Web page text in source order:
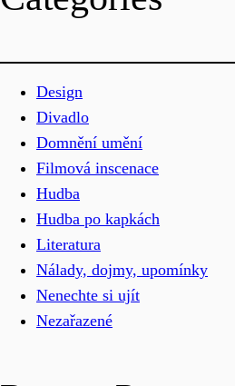
Design
Divadlo
Domnění umění
Filmová inscenace
Hudba
Hudba po kapkách
Literatura
Nálady, dojmy, upomínky
Nenechte si ujít
Nezařazené